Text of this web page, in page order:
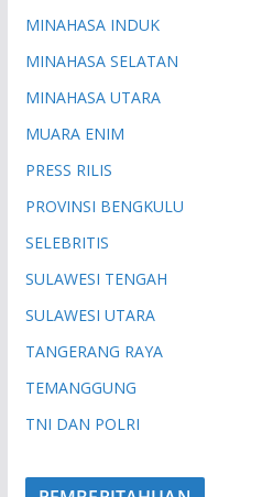
MINAHASA INDUK
MINAHASA SELATAN
MINAHASA UTARA
MUARA ENIM
PRESS RILIS
PROVINSI BENGKULU
SELEBRITIS
SULAWESI TENGAH
SULAWESI UTARA
TANGERANG RAYA
TEMANGGUNG
TNI DAN POLRI